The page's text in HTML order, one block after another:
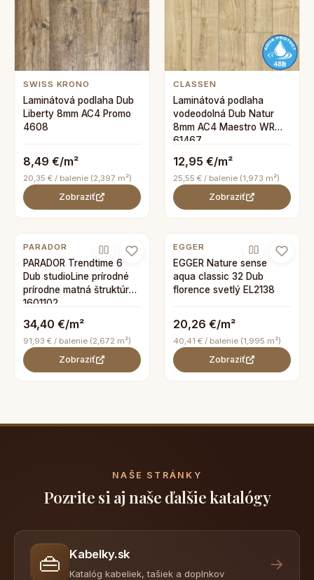
SWISS KRONO
Laminátová podlaha Dub
Liberty 8mm AC4 Promo
4608
8,49 €/m²
20,35 € / balenie (2,397 m²)
Zobraziť
CLASSEN
Laminátová podlaha
vodeodolná Dub Natur
8mm AC4 Maestro WR
61467
12,95 €/m²
25,55 € / balenie (1,973 m²)
Zobraziť
PARADOR
PARADOR Trendtime 6
Dub studioLine prírodné
prírodne matná štruktúra
1601102
34,40 €/m²
91,93 € / balenie (2,672 m²)
Zobraziť
EGGER
EGGER Nature sense
aqua classic 32 Dub
florence svetlý EL2138
20,26 €/m²
40,41 € / balenie (1,995 m²)
Zobraziť
NAŠE STRÁNKY
Pozrite si aj naše ďalšie katalógy
👜 Kabelky.sk
Katalóg kabeliek, tašiek a doplnkov
→